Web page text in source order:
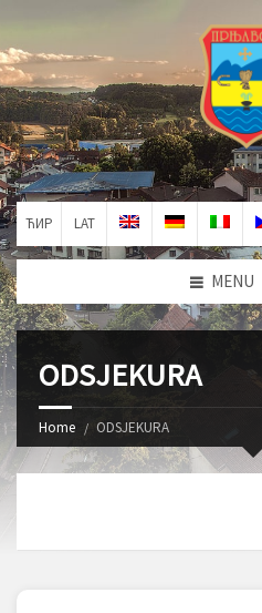
ЋИР LAT
MENU
ODSJEKURA
Home ODSJEKURA